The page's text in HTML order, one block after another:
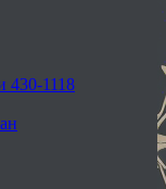
430-1118